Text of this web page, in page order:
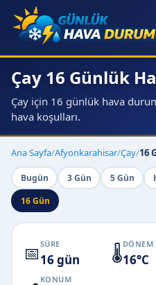
Çay 16 Günlük
Çay için 16 günlük hava
hava koşulları.
Ana Sayfa/Afyonkarahisar/Çay/16
Bugün 3 Gün 5 Gün
16 Gün
📅 SÜRE
16 gün 🌡️DÖNEM
16°C
KONUM